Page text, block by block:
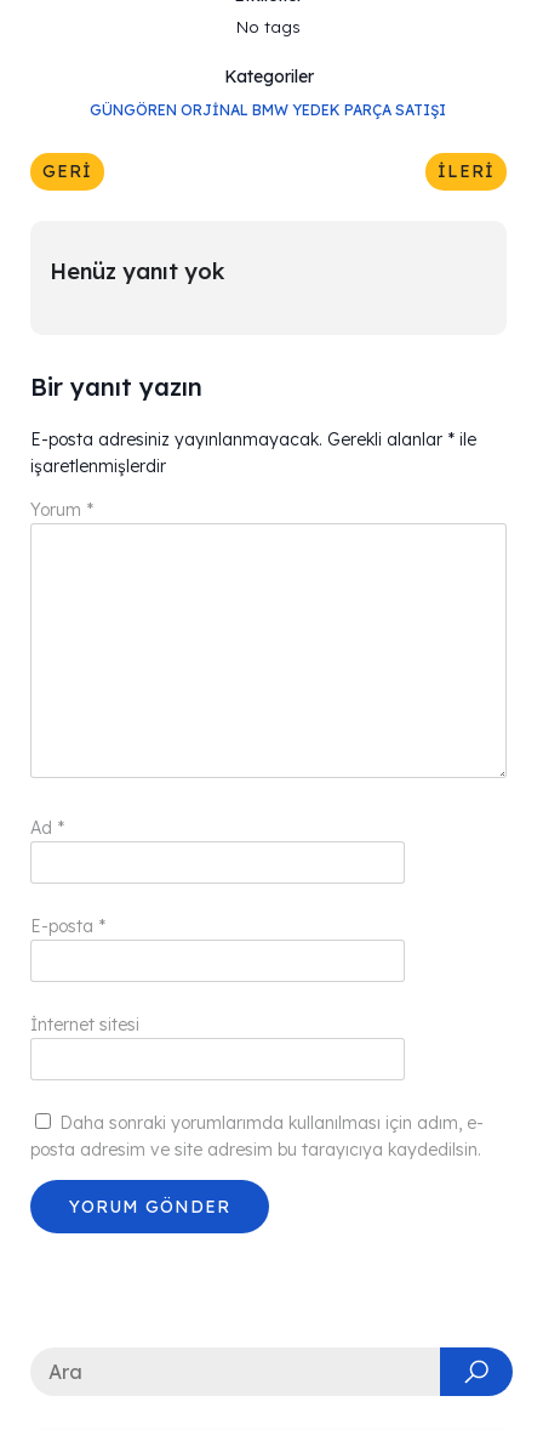
No tags
Kategoriler
GÜNGÖREN ORJINAL BMW YEDEK PARÇA SATIŞI
GERI İLERI
Henüz yanıt yok
Bir yanıt yazın
E-posta adresiniz yayınlanmayacak. Gerekli alanlar * ile
işaretlenmişlerdir
Yorum *
Ad *
E-posta *
İnternet sitesi
Daha sonraki yorumlarımda kullanılması için adım, e-
posta adresim ve site adresim bu tarayıcıya kaydedilsin.